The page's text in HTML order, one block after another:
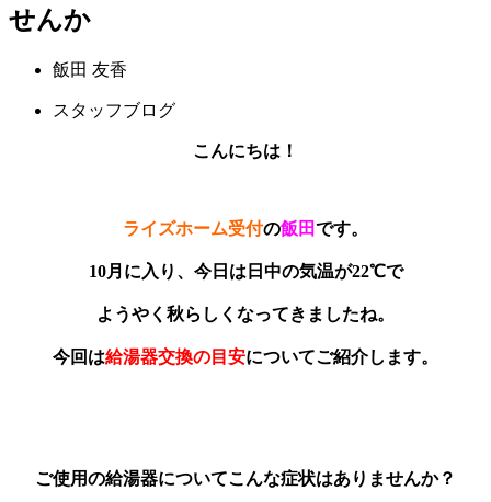
せんか
飯田 友香
スタッフブログ
こんにちは！
ライズホーム受付の飯田です。
10月に入り、今日は日中の気温が22℃で
ようやく秋らしくなってきましたね。
今回は給湯器交換の目安についてご紹介します。
ご使用の給湯器についてこんな症状はありませんか？